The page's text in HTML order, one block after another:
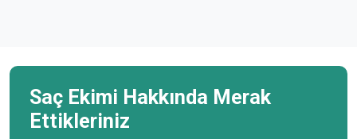
Saç Ekimi Hakkında Merak
Ettikleriniz